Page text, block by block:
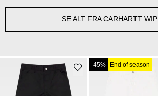
SE ALT FRA CARHARTT WIP
-45% End of season